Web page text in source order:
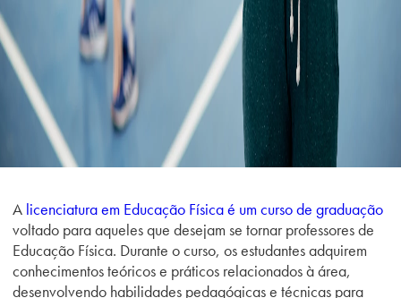
A licenciatura em Educação Física é um curso de graduação
voltado para aqueles que desejam se tornar professores de
Educação Física. Durante o curso, os estudantes adquirem
conhecimentos teóricos e práticos relacionados à área,
desenvolvendo habilidades pedagógicas e técnicas para